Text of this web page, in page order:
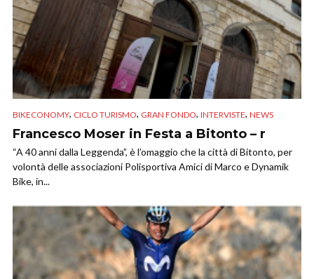
BIKECONOMY, CICLO TURISMO, GRAN FONDO, INTERVISTE, NEWS
Francesco Moser in Festa a Bitonto – r
“A 40 anni dalla Leggenda”, è l’omaggio che la città di Bitonto, per
volontà delle associazioni Polisportiva Amici di Marco e Dynamik
Bike, in...